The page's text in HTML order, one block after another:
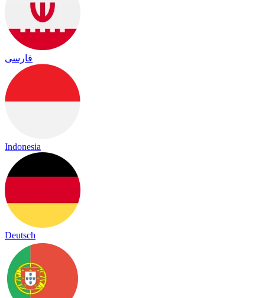
فارسی
Indonesia
Deutsch